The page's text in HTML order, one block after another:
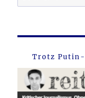
nach:
Trotz Putin-